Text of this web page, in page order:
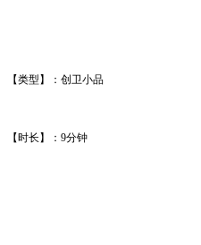
【类型】：创卫小品
【时长】：9分钟